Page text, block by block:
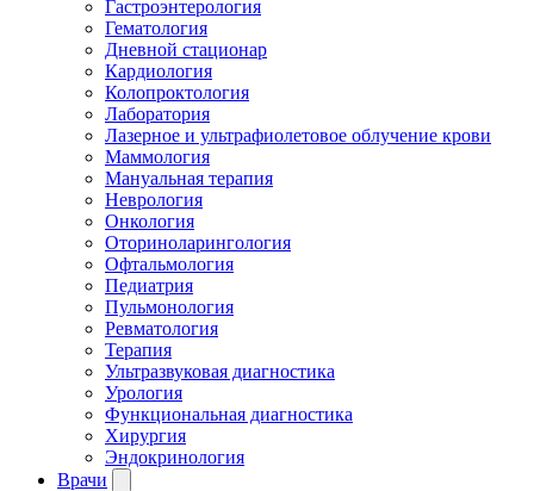
Гастроэнтерология
Гематология
Дневной стационар
Кардиология
Колопроктология
Лаборатория
Лазерное и ультрафиолетовое облучение крови
Маммология
Мануальная терапия
Неврология
Онкология
Оториноларингология
Офтальмология
Педиатрия
Пульмонология
Ревматология
Терапия
Ультразвуковая диагностика
Урология
Функциональная диагностика
Хирургия
Эндокринология
Врачи